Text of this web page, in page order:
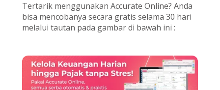
Tertarik menggunakan Accurate Online? Anda
bisa mencobanya secara gratis selama 30 hari
melalui tautan pada gambar di bawah ini :